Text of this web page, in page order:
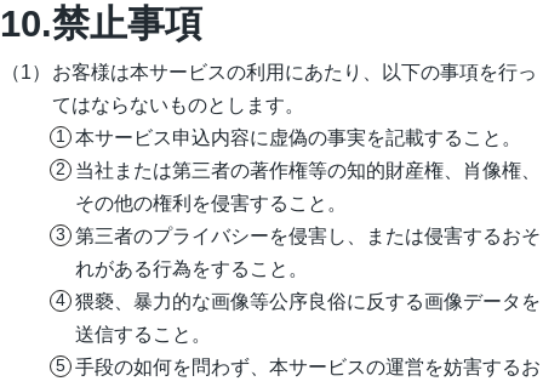
10.禁止事項
お客様は本サービスの利用にあたり、以下の事項を行っ
てはならないものとします。
本サービス申込内容に虚偽の事実を記載すること。
当社または第三者の著作権等の知的財産権、肖像権、
その他の権利を侵害すること。
第三者のプライバシーを侵害し、または侵害するおそ
れがある行為をすること。
猥褻、暴力的な画像等公序良俗に反する画像データを
送信すること。
手段の如何を問わず、本サービスの運営を妨害するお